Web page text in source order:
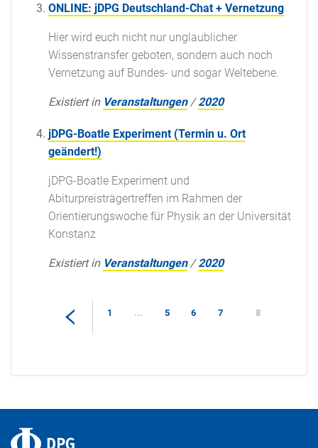
ONLINE: jDPG Deutschland-Chat + Vernetzung
Hier wird euch nicht nur unglaublicher
Wissenstransfer geboten, sondern auch noch
Vernetzung auf Bundes- und sogar Weltebene.
Existiert in Veranstaltungen /2020
jDPG-Boatle Experiment (Termin u. Ort
geändert!)
jDPG-Boatle Experiment und
Abiturpreisträgertreffen im Rahmen der
Orientierungswoche für Physik an der Universität
Konstanz
Existiert in Veranstaltungen /2020
1 ... 5 6 7 8